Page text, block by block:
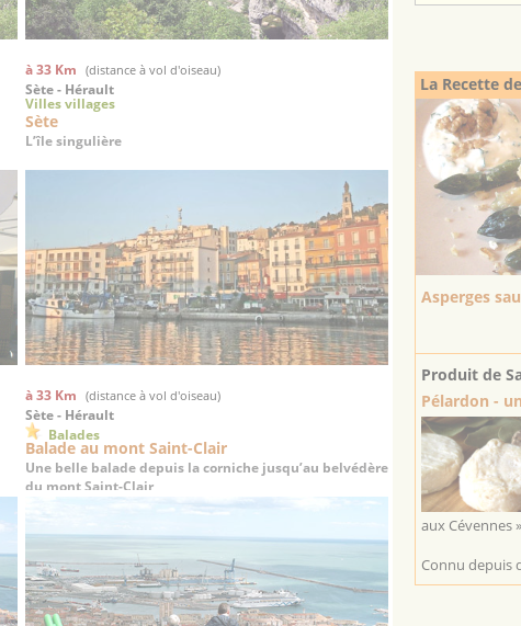
à 33 Km (distance à vol d'oiseau)
Sète - Hérault
Villes villages
Sète
L’île singulière
à 33 Km (distance à vol d'oiseau)
Sète - Hérault
Balades
Balade au mont Saint-Clair
Une belle balade depuis la corniche jusqu’au belvédère
du mont Saint-Clair
La Recette
Asperges
Produit de
Pélardon -
aux Cévennes
Connu depuis